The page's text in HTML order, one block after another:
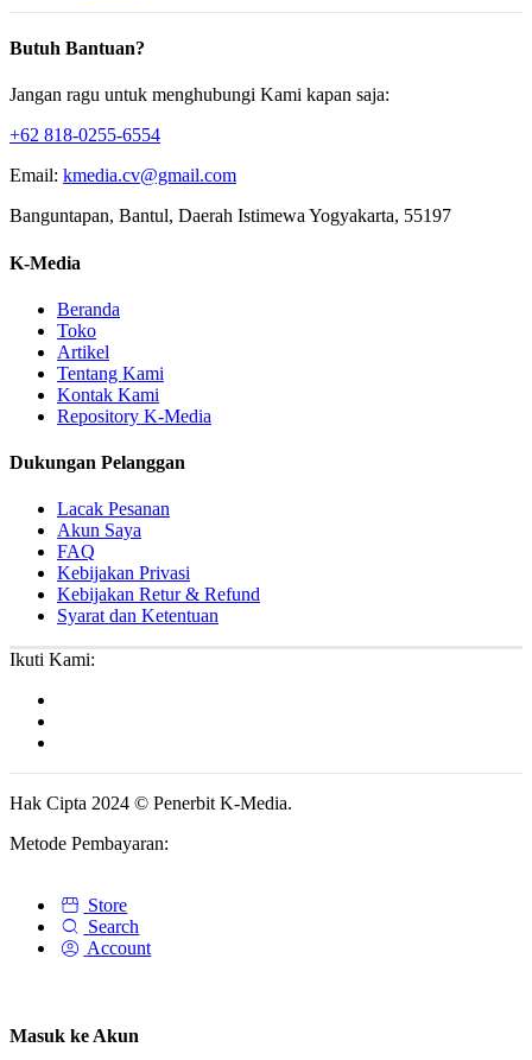
Butuh Bantuan?
Jangan ragu untuk menghubungi Kami kapan saja:
+62 818-0255-6554
Email: kmedia.cv@gmail.com
Banguntapan, Bantul, Daerah Istimewa Yogyakarta, 55197
K-Media
Beranda
Toko
Artikel
Tentang Kami
Kontak Kami
Repository K-Media
Dukungan Pelanggan
Lacak Pesanan
Akun Saya
FAQ
Kebijakan Privasi
Kebijakan Retur & Refund
Syarat dan Ketentuan
Ikuti Kami:
Hak Cipta 2024 © Penerbit K-Media.
Metode Pembayaran:
Store
Search
Account
Masuk ke Akun